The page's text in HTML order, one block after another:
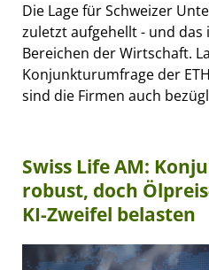
Die Lage für Schweizer
zuletzt aufgehellt - und das
Bereichen der Wirtschaft.
Konjunkturumfrage der
sind die Firmen auch
Swiss Life AM:
robust, doch
KI-Zweifel belasten